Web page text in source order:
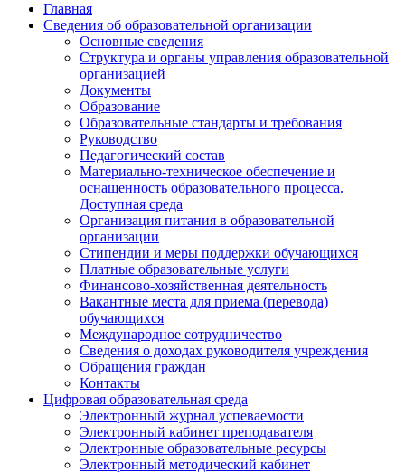
Главная
Сведения об образовательной организации
Основные сведения
Структура и органы управления образовательной
организацией
Документы
Образование
Образовательные стандарты и требования
Руководство
Педагогический состав
Материально-техническое обеспечение и
оснащенность образовательного процесса.
Доступная среда
Организация питания в образовательной
организации
Стипендии и меры поддержки обучающихся
Платные образовательные услуги
Финансово-хозяйственная деятельность
Вакантные места для приема (перевода)
обучающихся
Международное сотрудничество
Сведения о доходах руководителя учреждения
Обращения граждан
Контакты
Цифровая образовательная среда
Электронный журнал успеваемости
Электронный кабинет преподавателя
Электронные образовательные ресурсы
Электронный методический кабинет